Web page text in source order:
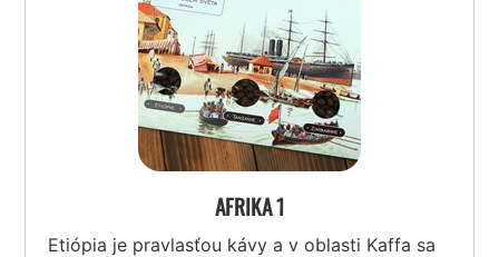
AFRIKA 1
Etiópia je pravlasťou kávy a v oblasti Kaffa sa